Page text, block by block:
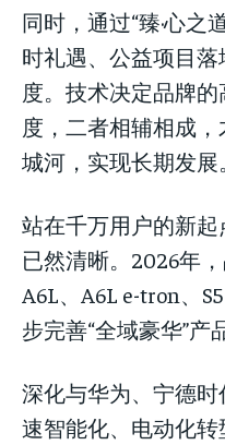
同时，通过“臻·心之
时礼遇、公益项目
度。技术决定品牌
度，二者相辅相成
城河，实现长期发展
站在千万用户的新
已然清晰。2026年
A6L、A6L e-tron、
步完善“全域豪华”产
深化与华为、宁德
速智能化、电动化